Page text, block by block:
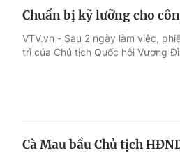
Điện ảnh
Chuẩn bị kỹ lưỡng cho
VTV.vn - Sau 2 ngày làm việc,
trì của Chủ tịch Quốc hội Vương
Cà Mau bầu Chủ tịch